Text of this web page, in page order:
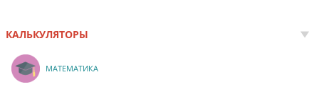
КАЛЬКУЛЯТОРЫ
МАТЕМАТИКА